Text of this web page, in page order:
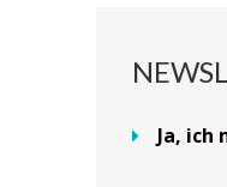
Ja,